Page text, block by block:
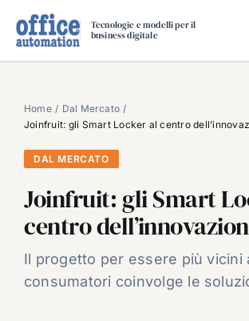
Tecnologie e modelli per il
business digitale
SPECIAL PAPER
TAVOLE ROTONDE DI REDAZIONE
DAL MERCATO
CARRIERE
VIDEO
EVENTI
CHI SIAMO
Home
Dal Mercato
Joinfruit: gli Smart Locker al centro
DAL MERCATO
Joinfruit: gli Smart
centro
Il progetto per essere più vicini
consumatori coinvolge le